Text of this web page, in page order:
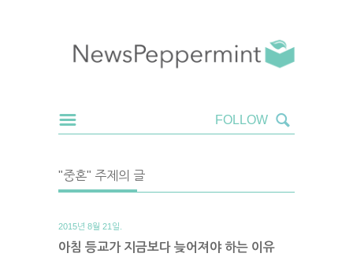
"중혼" 주제의 글
2015년 8월 21일.
아침 등교가 지금보다 늦어져야 하는 이유